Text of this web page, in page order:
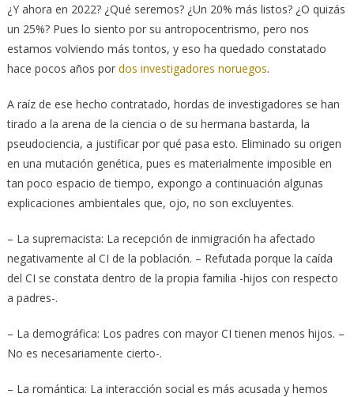
¿Y ahora en 2022? ¿Qué seremos? ¿Un 20% más listos? ¿O quizás
un 25%? Pues lo siento por su antropocentrismo, pero nos
estamos volviendo más tontos, y eso ha quedado constatado
hace pocos años por dos investigadores noruegos.
A raíz de ese hecho contratado, hordas de investigadores se han
tirado a la arena de la ciencia o de su hermana bastarda, la
pseudociencia, a justificar por qué pasa esto. Eliminado su origen
en una mutación genética, pues es materialmente imposible en
tan poco espacio de tiempo, expongo a continuación algunas
explicaciones ambientales que, ojo, no son excluyentes.
– La supremacista: La recepción de inmigración ha afectado
negativamente al CI de la población. – Refutada porque la caída
del CI se constata dentro de la propia familia -hijos con respecto
a padres-.
– La demográfica: Los padres con mayor CI tienen menos hijos. –
No es necesariamente cierto-.
– La romántica: La interacción social es más acusada y hemos